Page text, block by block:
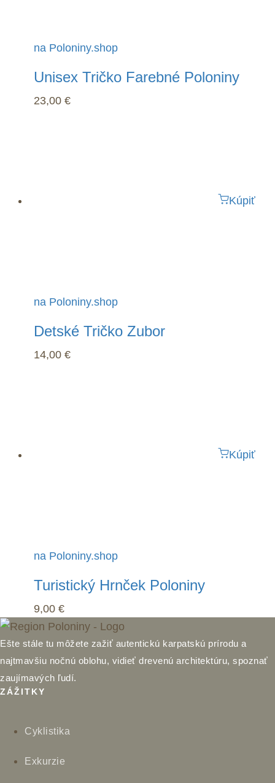
na Poloniny.shop
Unisex Tričko Farebné Poloniny
23,00 €
Kúpiť
na Poloniny.shop
Detské Tričko Zubor
14,00 €
Kúpiť
na Poloniny.shop
Turistický Hrnček Poloniny
9,00 €
Ešte stále tu môžete zažiť autentickú karpatskú prírodu a
najtmavšiu nočnú oblohu, vidieť drevenú architektúru, spoznať
zaujímavých ľudí.
ZÁŽITKY
Cyklistika
Exkurzie